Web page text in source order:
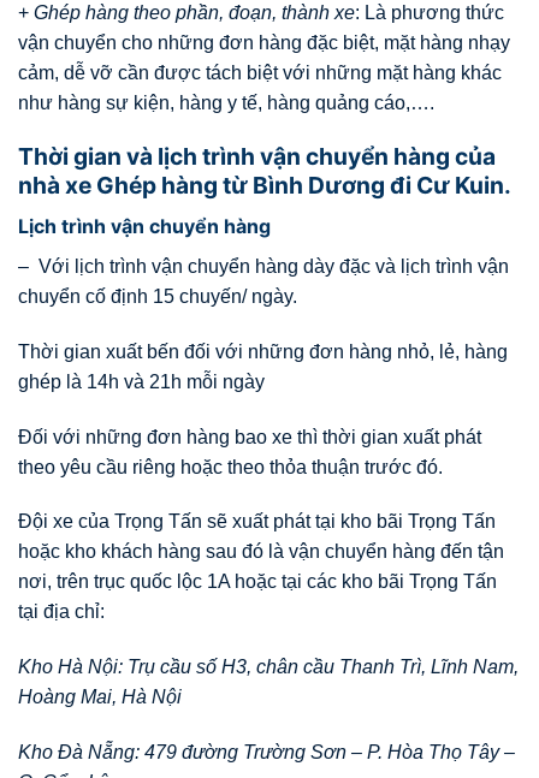
+ Ghép hàng theo phần, đoạn, thành xe: Là phương thức
vận chuyển cho những đơn hàng đặc biệt, mặt hàng nhạy
cảm, dễ vỡ cần được tách biệt với những mặt hàng khác
như hàng sự kiện, hàng y tế, hàng quảng cáo,….
Thời gian và lịch trình vận chuyển hàng của
nhà xe Ghép hàng từ Bình Dương đi Cư Kuin.
Lịch trình vận chuyển hàng
– Với lịch trình vận chuyển hàng dày đặc và lịch trình vận
chuyển cố định 15 chuyến/ ngày.
Thời gian xuất bến đối với những đơn hàng nhỏ, lẻ, hàng
ghép là 14h và 21h mỗi ngày
Đối với những đơn hàng bao xe thì thời gian xuất phát
theo yêu cầu riêng hoặc theo thỏa thuận trước đó.
Đội xe của Trọng Tấn sẽ xuất phát tại kho bãi Trọng Tấn
hoặc kho khách hàng sau đó là vận chuyển hàng đến tận
nơi, trên trục quốc lộc 1A hoặc tại các kho bãi Trọng Tấn
tại địa chỉ:
Kho Hà Nội: Trụ cầu số H3, chân cầu Thanh Trì, Lĩnh Nam,
Hoàng Mai, Hà Nội
Kho Đà Nẵng: 479 đường Trường Sơn – P. Hòa Thọ Tây –